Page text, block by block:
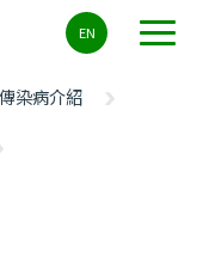
EN
傳染病介紹